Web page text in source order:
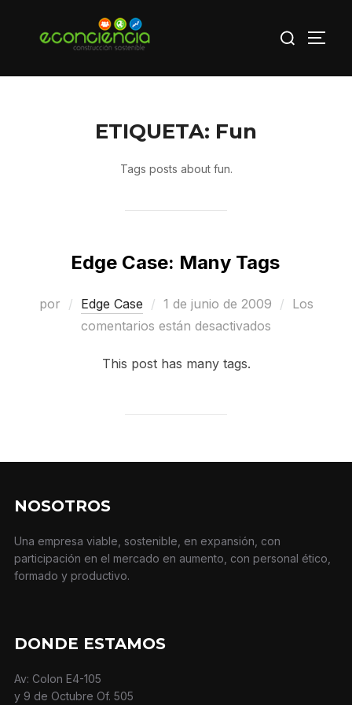
ETIQUETA: Fun
Tags posts about fun.
Edge Case: Many Tags
por Edge Case
Publicado
el
1 de junio de 2009
Los
comentarios están desactivados
This post has many tags.
NOSOTROS
Una empresa viable, sostenible, en expansión, con
participación en el mercado en aumento, con personal ético,
formado y productivo.
DONDE ESTAMOS
Av: Colon E4-105
y 9 de Octubre Of. 505